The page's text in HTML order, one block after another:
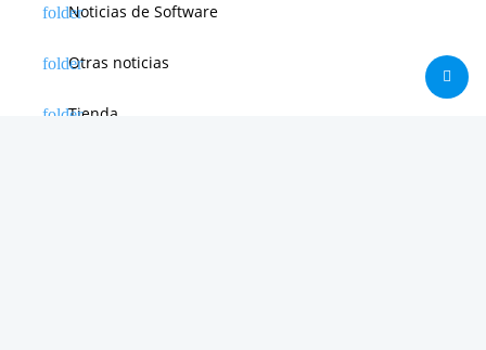
Noticias de Software
Otras noticias
Tienda